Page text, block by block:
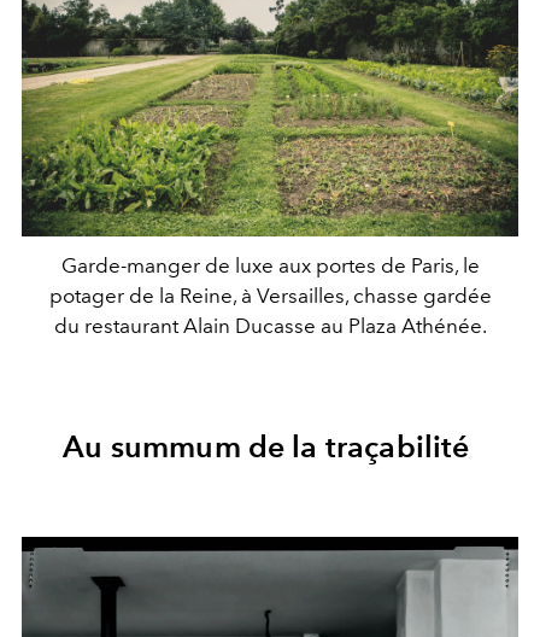
Garde-manger de luxe aux portes de Paris, le
potager de la Reine, à Versailles, chasse gardée
du restaurant Alain Ducasse au Plaza Athénée.
Au summum de la traçabilité